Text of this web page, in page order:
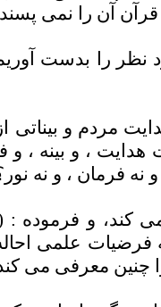
آن را نمى
را بدست
مردم و بيناتى
، و بينه ، و
فرمان ، و نه
و فرموده : (و
فرضيات علمى
چنين معرفى مى